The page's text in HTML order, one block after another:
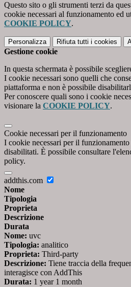
Questo sito o gli strumenti terzi da
cookie necessari al funzionamento ed
COOKIE POLICY.
Personalizza Rifiuta tutti i cookies
Gestione cookie
In questa schermata è possibile
I cookie necessari sono quelli che
piattaforma e non è possibile
Per conoscere quali sono i cookie
visionare la COOKIE POLICY.
Cookie necessari per il funzionamento
I cookie necessari per il funzionamento
disabilitati. È possibile consultare
policy.
addthis.com
Nome
Tipologia
Proprieta
Descrizione
Durata
Nome: uvc
Tipologia: analitico
Proprieta: Third-party
Descrizione: Tiene traccia della
interagisce con AddThis
Durata: 1 year 1 month